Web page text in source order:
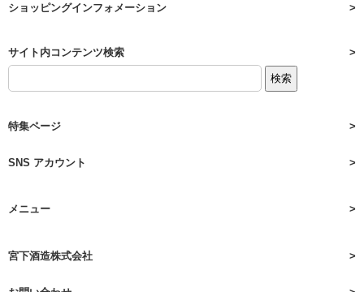
ショッピングインフォメーション
サイト内コンテンツ検索
特集ページ
SNS アカウント
メニュー
宮下酒造株式会社